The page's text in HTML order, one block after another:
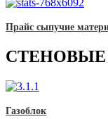
Прайс сыпучие
Газоблок